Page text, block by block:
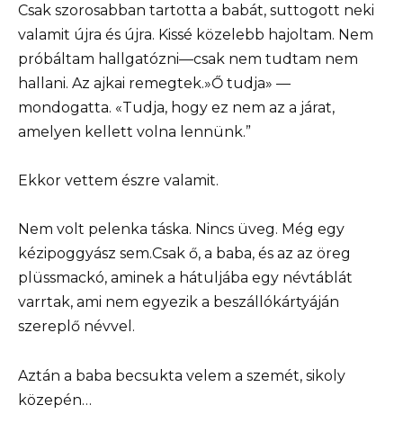
Csak szorosabban tartotta a babát, suttogott neki
valamit újra és újra. Kissé közelebb hajoltam. Nem
próbáltam hallgatózni—csak nem tudtam nem
hallani. Az ajkai remegtek.»Ő tudja» —
mondogatta. «Tudja, hogy ez nem az a járat,
amelyen kellett volna lennünk.”
Ekkor vettem észre valamit.
Nem volt pelenka táska. Nincs üveg. Még egy
kézipoggyász sem.Csak ő, a baba, és az az öreg
plüssmackó, aminek a hátuljába egy névtáblát
varrtak, ami nem egyezik a beszállókártyáján
szereplő névvel.
Aztán a baba becsukta velem a szemét, sikoly
közepén…